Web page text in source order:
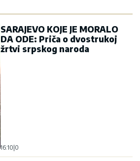
SARAJEVO KOJE JE MORALO
DA ODE: Priča o dvostrukoj
žrtvi srpskog naroda
16:10 0